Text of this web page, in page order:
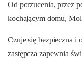
Od porzucenia, przez
kochającym domu,
Czuje się bezpieczna i
zastępcza zapewnia